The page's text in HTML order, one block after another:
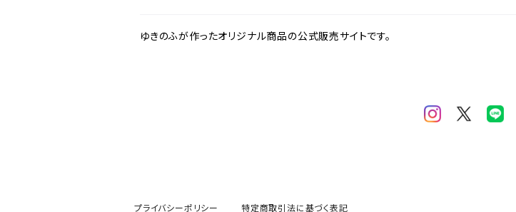
ゆきのふが作ったオリジナル商品の公式販売サイトです。
プライバシーポリシー 特定商取引法に基づく表記